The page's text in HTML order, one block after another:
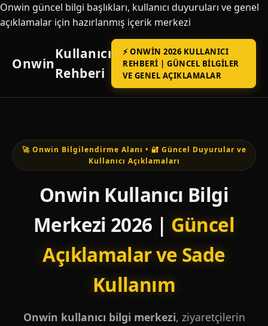
Onwin güncel bilgi başlıkları, kullanıcı duyuruları ve genel
açıklamalar için hazırlanmış içerik merkezi
Onwin
Kullanıcı
Rehberi
⚡ ONWIN 2026 KULLANICI
REHBERI | GÜNCEL BILGILER
VE GENEL AÇIKLAMALAR
🚀 Onwin Bilgilendirme Alanı • 🔐 Güncel Duyurular ve
Kullanıcı Açıklamaları
Onwin Kullanıcı Bilgi
Merkezi 2026 | Güncel
Açıklamalar ve Sade
Kullanım
Onwin kullanıcı bilgi merkezi, ziyaretçilerin